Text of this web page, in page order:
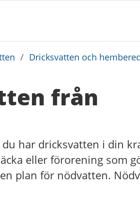
/ Dricksvatten och
från
har dricksvatten i din
eller förorening som
plan för nödvatten.